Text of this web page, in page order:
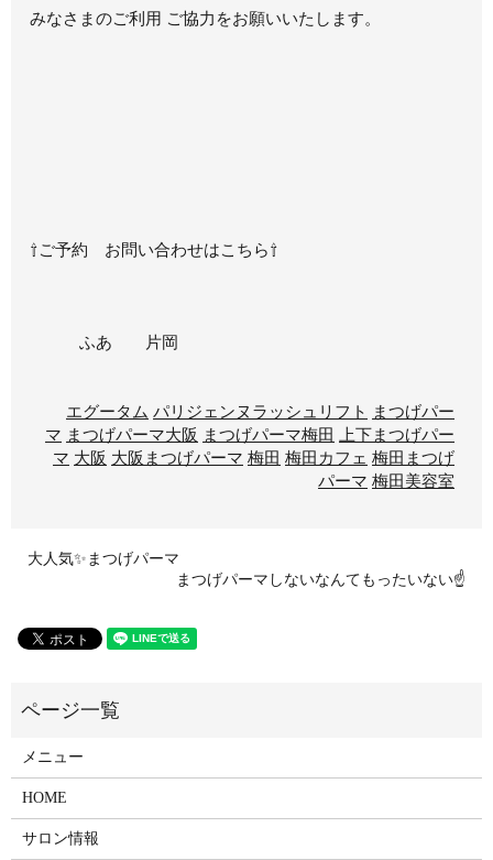
みなさまのご利用 ご協力をお願いいたします。
⇧ご予約 お問い合わせはこちら⇧
ふあ 片岡
エグータム パリジェンヌラッシュリフト
まつげパー
マ まつげパーマ大阪 まつげパーマ梅田
上下まつげパー
マ 大阪 大阪まつげパーマ 梅田 梅田カフェ 梅田まつげ
パーマ 梅田美容室
大人気✨まつげパーマ
まつげパーマしないなんてもったいない☝
メニュー
HOME
サロン情報